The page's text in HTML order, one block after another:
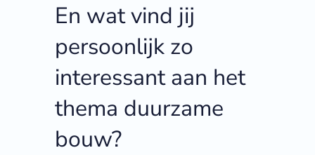
En wat vind jij
persoonlijk zo
interessant aan het
thema duurzame
bouw?